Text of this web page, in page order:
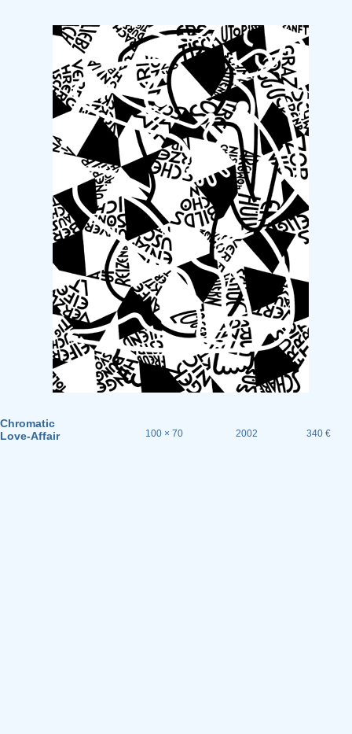
Chromatic
Love-Affair
100 × 70 2002 340 €